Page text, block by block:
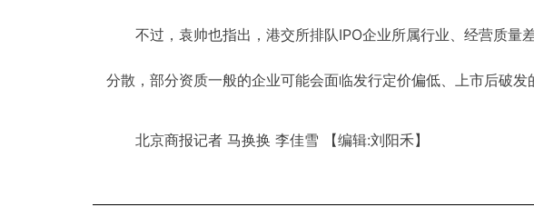
不过，袁帅也指出，港交所排队IPO企业所属行业、经营质量
分散，部分资质一般的企业可能会面临发行定价偏低、上市后破发
北京商报记者 马换换 李佳雪 【编辑:刘阳禾】